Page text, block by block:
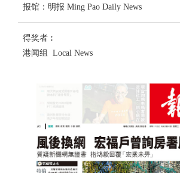
报馆：明报 Ming Pao Daily News
得奖者︰
港闻组 Local News